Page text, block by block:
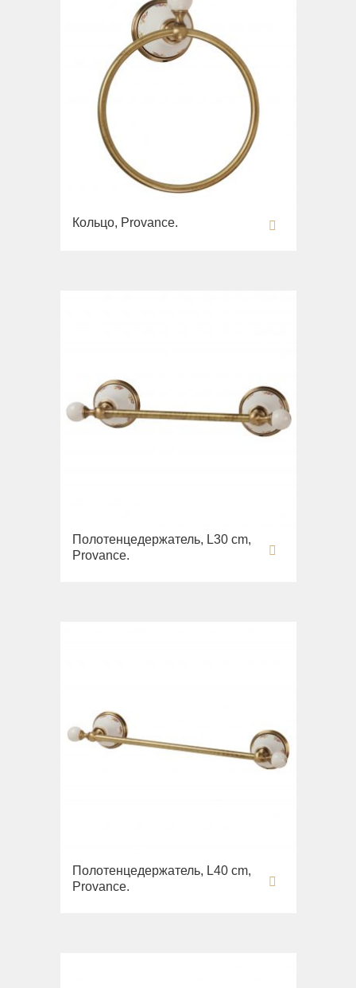
Кольцо, Provance.
Полотенцедержатель, L30 cm,
Provance.
Полотенцедержатель, L40 cm,
Provance.